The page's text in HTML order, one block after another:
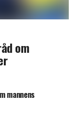
om
mannens